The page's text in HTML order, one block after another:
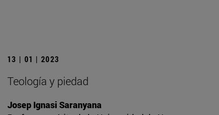
13 | 01 | 2023
Teología y piedad
Josep Ignasi Saranyana